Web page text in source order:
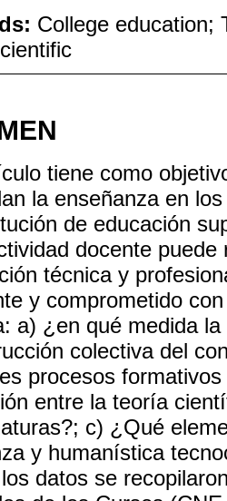
College education;
tiene como
la enseñanza en
de educación
docente
técnica y
y comprometido
a) ¿en qué medida
colectiva del
procesos
entre la teoría
c) ¿Qué
y humanística
datos se